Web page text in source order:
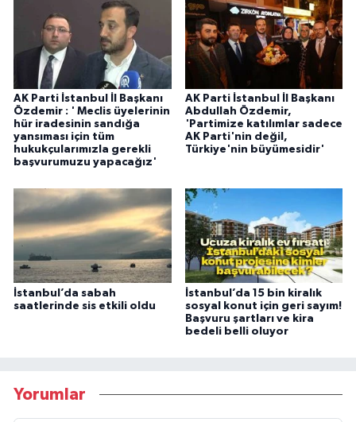
AK Parti İstanbul İl Başkanı
Özdemir : ' Meclis üyelerinin
hür iradesinin sandığa
yansıması için tüm
hukukçularımızla gerekli
başvurumuzu yapacağız'
AK Parti İstanbul İl Başkanı
Abdullah Özdemir,
'Partimize katılımlar sadece
AK Parti'nin değil,
Türkiye'nin büyümesidir'
İstanbul’da sabah
saatlerinde sis etkili oldu
İstanbul’da 15 bin kiralık
sosyal konut için geri sayım!
Başvuru şartları ve kira
bedeli belli oluyor
Yorumlar